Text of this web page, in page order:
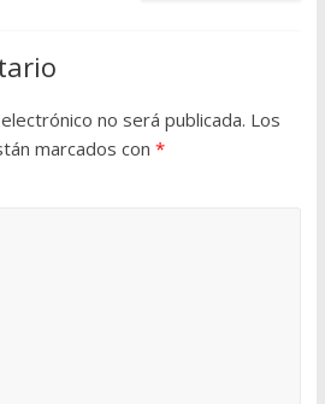
no será publicada. Los
marcados con *